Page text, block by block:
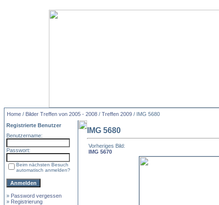
Home / Bilder Treffen von 2005 - 2008 / Treffen 2009 / IMG 5680
Registrierte Benutzer
Benutzername:
Passwort:
Beim nächsten Besuch
automatisch anmelden?
» Password vergessen
» Registrierung
IMG 5680
Vorheriges Bild:
IMG 5670